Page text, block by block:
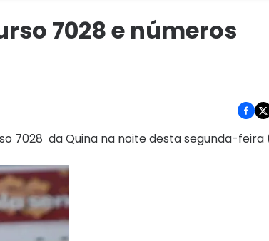
7028 e números
7028 da Quina na noite desta segunda-feira